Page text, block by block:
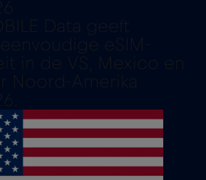
Data geeft
eSIM-
in de VS, Mexico en
Noord-Amerika